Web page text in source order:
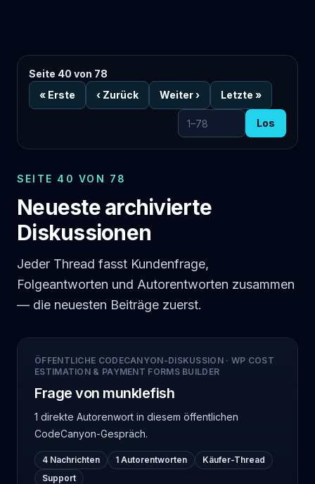
Seite 40 von 78
« Erste ‹ Zurück Weiter› Letzte »
Zur Seite
Los
SEITE 40 VON 78
Neueste archivierte
Diskussionen
Jeder Thread fasst Kundenfrage,
Folgeantworten und Autorentworten zusammen
— die neuesten Beiträge zuerst.
ÖFFENTLICHE CODECANYON-DISKUSSION· WP COST
ESTIMATION & PAYMENT FORMS BUILDER
Frage von munklefish
1 direkte Autorenwort in diesem öffentlichen
CodeCanyon-Gespräch.
4 Nachrichten 1 Autorentworten
Käufer-Thread
Support